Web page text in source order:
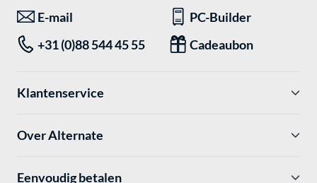
E-mail
PC-Builder
+31 (0)88 544 45 55
Cadeaubon
Klantenservice
Over Alternate
Eenvoudig betalen